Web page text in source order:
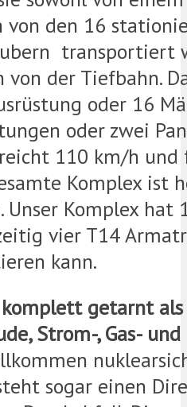
von den 16
transportiert
von der Tiefbahn.
oder 16
oder zwei
110 km/h
Komplex ist
Unser Komplex hat
vier T14
kann.
komplett getarnt als
Strom-, Gas-
sogar einen